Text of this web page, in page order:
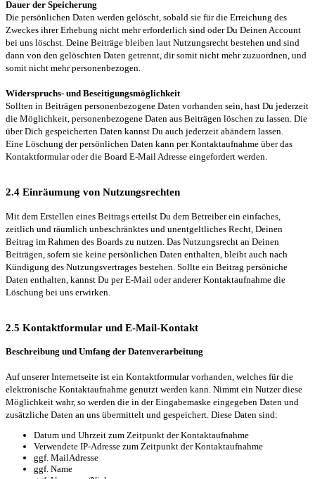
Dauer der Speicherung
Die persönlichen Daten werden gelöscht, sobald sie für die Erreichung des
Zweckes ihrer Erhebung nicht mehr erforderlich sind oder Du Deinen Account
bei uns löschst. Deine Beiträge bleiben laut Nutzungsrecht bestehen und sind
dann von den gelöschten Daten getrennt, dir somit nicht mehr zuzuordnen, und
somit nicht mehr personenbezogen.
Widerspruchs- und Beseitigungsmöglichkeit
Sollten in Beiträgen personenbezogene Daten vorhanden sein, hast Du jederzeit
die Möglichkeit, personenbezogene Daten aus Beiträgen löschen zu lassen. Die
über Dich gespeicherten Daten kannst Du auch jederzeit abändern lassen.
Eine Löschung der persönlichen Daten kann per Kontaktaufnahme über das
Kontaktformular oder die Board E-Mail Adresse eingefordert werden.
2.4 Einräumung von Nutzungsrechten
Mit dem Erstellen eines Beitrags erteilst Du dem Betreiber ein einfaches,
zeitlich und räumlich unbeschränktes und unentgeltliches Recht, Deinen
Beitrag im Rahmen des Boards zu nutzen. Das Nutzungsrecht an Deinen
Beiträgen, sofern sie keine persönlichen Daten enthalten, bleibt auch nach
Kündigung des Nutzungsvertrages bestehen. Sollte ein Beitrag persöniche
Daten enthalten, kannst Du per E-Mail oder anderer Kontaktaufnahme die
Löschung bei uns erwirken.
2.5 Kontaktformular und E-Mail-Kontakt
Beschreibung und Umfang der Datenverarbeitung
Auf unserer Internetseite ist ein Kontaktformular vorhanden, welches für die
elektronische Kontaktaufnahme genutzt werden kann. Nimmt ein Nutzer diese
Möglichkeit wahr, so werden die in der Eingabemaske eingegeben Daten und
zusätzliche Daten an uns übermittelt und gespeichert. Diese Daten sind:
Datum und Uhrzeit zum Zeitpunkt der Kontaktaufnahme
Verwendete IP-Adresse zum Zeitpunkt der Kontaktaufnahme
ggf. MailAdresse
ggf. Name